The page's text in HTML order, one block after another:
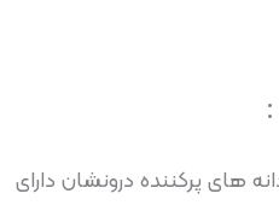
های پرکننده درونشان دارای